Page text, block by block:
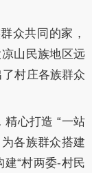
众共同的家，
山民族地区远
村庄各族群众
精心打造 “一站
各族群众搭建
“村两委-村民